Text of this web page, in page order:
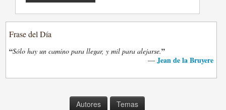
Frase del Día
“Sólo hay un camino para llegar, y mil para alejarse.”
— Jean de la Bruyere
Autores Temas